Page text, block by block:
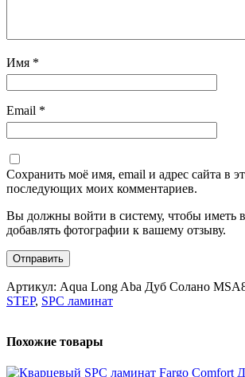
Имя *
Email *
Сохранить моё имя, email и адрес сайта в
последующих моих комментариев.
Вы должны войти в систему, чтобы иметь
добавлять фотографии к вашему отзыву.
Артикул: Aqua Long Aba Дуб Солано
STEP, SPC ламинат
Похожие товары